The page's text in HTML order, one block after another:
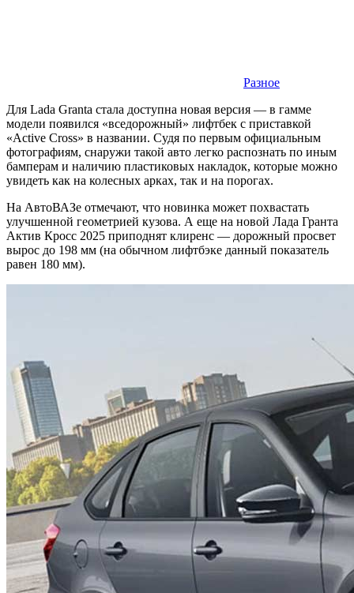
Разное
Для Lada Granta стала доступна новая версия — в гамме
модели появился «вседорожный» лифтбек с приставкой
«Active Cross» в названии. Судя по первым официальным
фотографиям, снаружи такой авто легко распознать по иным
бамперам и наличию пластиковых накладок, которые можно
увидеть как на колесных арках, так и на порогах.
На АвтоВАЗе отмечают, что новинка может похвастать
улучшенной геометрией кузова. А еще на новой Лада Гранта
Актив Кросс 2025 приподнят клиренс — дорожный просвет
вырос до 198 мм (на обычном лифтбэке данный показатель
равен 180 мм).